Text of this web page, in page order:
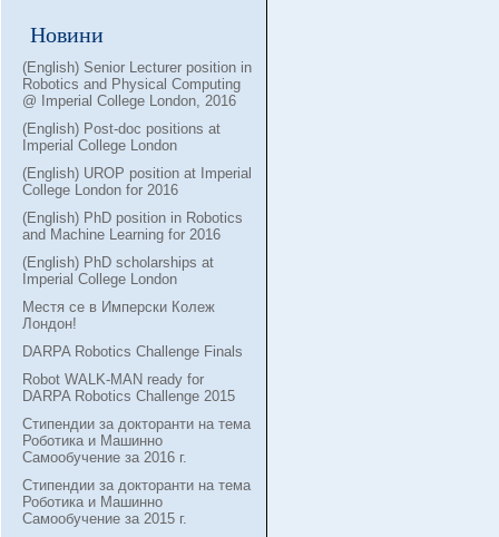
Новини
(English) Senior Lecturer position in
Robotics and Physical Computing
@ Imperial College London, 2016
(English) Post-doc positions at
Imperial College London
(English) UROP position at Imperial
College London for 2016
(English) PhD position in Robotics
and Machine Learning for 2016
(English) PhD scholarships at
Imperial College London
Местя се в Имперски Колеж
Лондон!
DARPA Robotics Challenge Finals
Robot WALK-MAN ready for
DARPA Robotics Challenge 2015
Стипендии за докторанти на тема
Роботика и Машинно
Самообучение за 2016 г.
Стипендии за докторанти на тема
Роботика и Машинно
Самообучение за 2015 г.